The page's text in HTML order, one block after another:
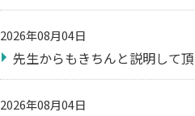
2026年08月04日
先生からもきちんと説明して
2026年08月04日